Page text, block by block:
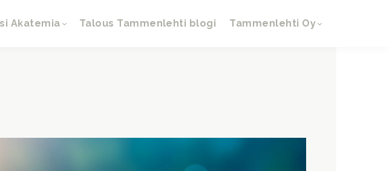
Akatemia Talous Tammenlehti blogi Tammenlehti Oy